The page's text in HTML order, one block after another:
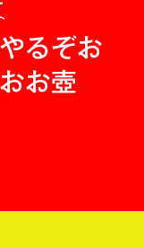
るぞお
お壺